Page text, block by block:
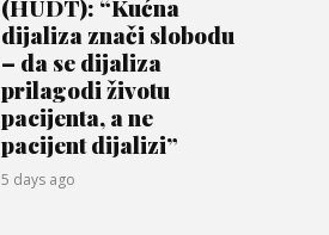
(HUDT): “Kućna
dijaliza znači slobodu
– da se dijaliza
prilagodi životu
pacijenta, a ne
pacijent dijalizi”
5 days ago